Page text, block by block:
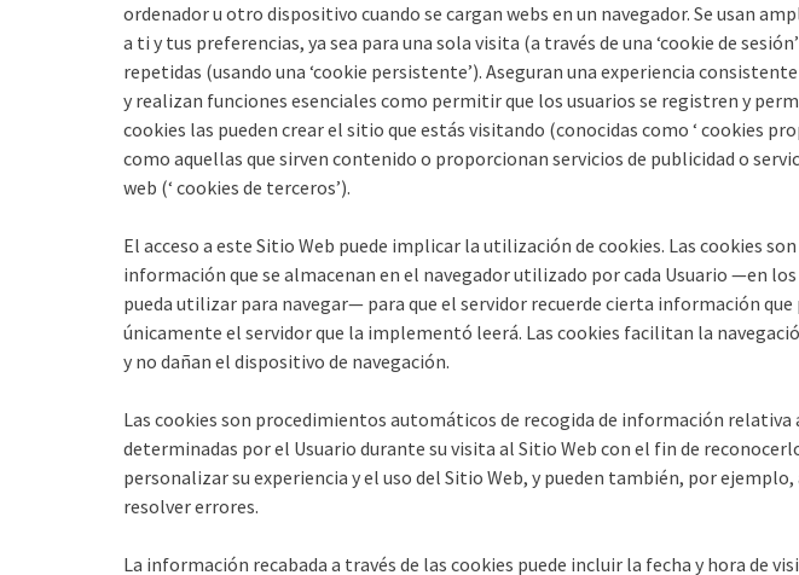
ordenador u otro dispositivo cuando se cargan webs en un navegador. Se usan
a ti y tus preferencias, ya sea para una sola visita (a través de una ‘cookie de
repetidas (usando una ‘cookie persistente’). Aseguran una experiencia
y realizan funciones esenciales como permitir que los usuarios se registren y
cookies las pueden crear el sitio que estás visitando (conocidas como ‘ cookies
como aquellas que sirven contenido o proporcionan servicios de publicidad o
web (‘ cookies de terceros’).
El acceso a este Sitio Web puede implicar la utilización de cookies. Las cookies
información que se almacenan en el navegador utilizado por cada Usuario —en
pueda utilizar para navegar— para que el servidor recuerde cierta información
únicamente el servidor que la implementó leerá. Las cookies facilitan la
y no dañan el dispositivo de navegación.
Las cookies son procedimientos automáticos de recogida de información relativa
determinadas por el Usuario durante su visita al Sitio Web con el fin de
personalizar su experiencia y el uso del Sitio Web, y pueden también, por
resolver errores.
La información recabada a través de las cookies puede incluir la fecha y hora de